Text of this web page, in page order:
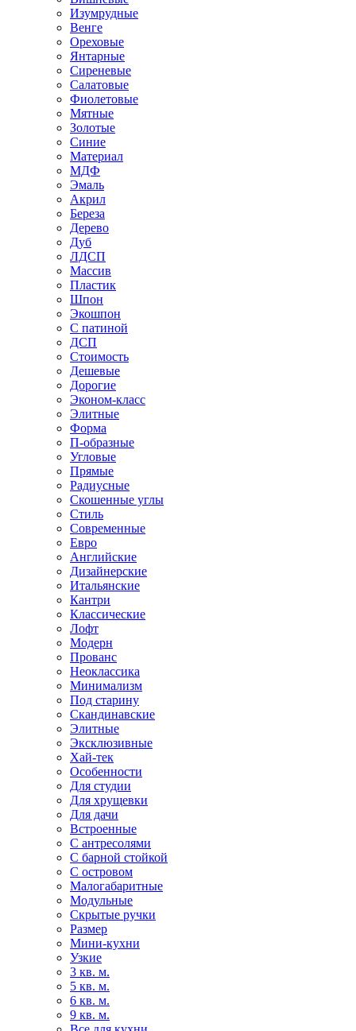
Изумрудные
Венге
Ореховые
Янтарные
Сиреневые
Салатовые
Фиолетовые
Мятные
Золотые
Синие
Материал
МДФ
Эмаль
Акрил
Береза
Дерево
Дуб
ЛДСП
Массив
Пластик
Шпон
Экошпон
С патиной
ДСП
Стоимость
Дешевые
Дорогие
Эконом-класс
Элитные
Форма
П-образные
Угловые
Прямые
Радиусные
Скошенные углы
Стиль
Современные
Евро
Английские
Дизайнерские
Итальянские
Кантри
Классические
Лофт
Модерн
Прованс
Неоклассика
Минимализм
Под старину
Скандинавские
Элитные
Эксклюзивные
Хай-тек
Особенности
Для студии
Для хрущевки
Для дачи
Встроенные
С антресолями
С барной стойкой
С островом
Малогабаритные
Модульные
Скрытые ручки
Размер
Мини-кухни
Узкие
3 кв. м.
5 кв. м.
6 кв. м.
9 кв. м.